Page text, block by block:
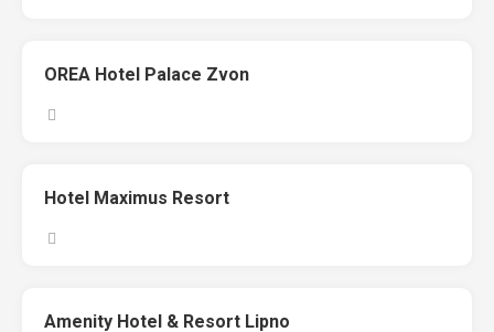
OREA Hotel Palace Zvon
Hotel Maximus Resort
Amenity Hotel & Resort Lipno